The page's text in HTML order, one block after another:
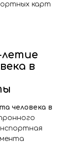
карт
летие
в
человека в